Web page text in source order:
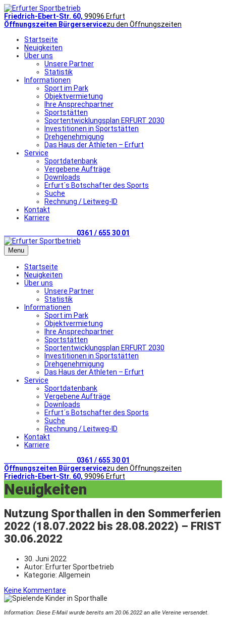
Friedrich-Ebert-Str. 60, 99096 Erfurt
Öffnungszeiten Bürgerservicezu den Öffnungszeiten
Startseite
Neuigkeiten
Über uns
Unsere Partner
Statistik
Informationen
Sport im Park
Objektvermietung
Ihre Ansprechpartner
Sportstätten
Sportentwicklungsplan ERFURT 2030
Investitionen in Sportstätten
Drehgenehmigung
Das Haus der Athleten – Erfurt
Service
Sportdatenbank
Vergebene Aufträge
Downloads
Erfurt´s Botschafter des Sports
Suche
Rechnung / Leitweg-ID
Kontakt
Karriere
0361 / 655 30 01
Menu
Startseite
Neuigkeiten
Über uns
Unsere Partner
Statistik
Informationen
Sport im Park
Objektvermietung
Ihre Ansprechpartner
Sportstätten
Sportentwicklungsplan ERFURT 2030
Investitionen in Sportstätten
Drehgenehmigung
Das Haus der Athleten – Erfurt
Service
Sportdatenbank
Vergebene Aufträge
Downloads
Erfurt´s Botschafter des Sports
Suche
Rechnung / Leitweg-ID
Kontakt
Karriere
0361 / 655 30 01
Öffnungszeiten Bürgerservicezu den Öffnungszeiten
Friedrich-Ebert-Str. 60, 99096 Erfurt
Neuigkeiten
Nutzung Sporthallen in den Sommerferien
2022 (18.07.2022 bis 28.08.2022) – FRIST
30.06.2022
30. Juni 2022
Autor: Erfurter Sportbetrieb
Kategorie: Allgemein
Keine Kommentare
Information: Diese E-Mail wurde bereits am 20.06.2022 an alle Vereine versendet.